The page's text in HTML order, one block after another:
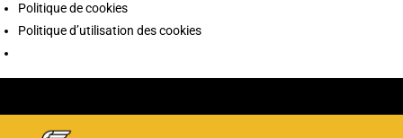
Politique de cookies
Politique d’utilisation des cookies